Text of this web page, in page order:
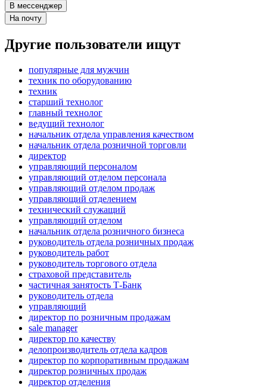
В мессенджер
На почту
Другие пользователи ищут
популярные для мужчин
техник по оборудованию
техник
старший технолог
главный технолог
ведущий технолог
начальник отдела управления качеством
начальник отдела розничной торговли
директор
управляющий персоналом
управляющий отделом персонала
управляющий отделом продаж
управляющий отделением
технический служащий
управляющий отделом
начальник отдела розничного бизнеса
руководитель отдела розничных продаж
руководитель работ
руководитель торгового отдела
страховой представитель
частичная занятость Т-Банк
руководитель отдела
управляющий
директор по розничным продажам
sale manager
директор по качеству
делопроизводитель отдела кадров
директор по корпоративным продажам
директор розничных продаж
директор отделения